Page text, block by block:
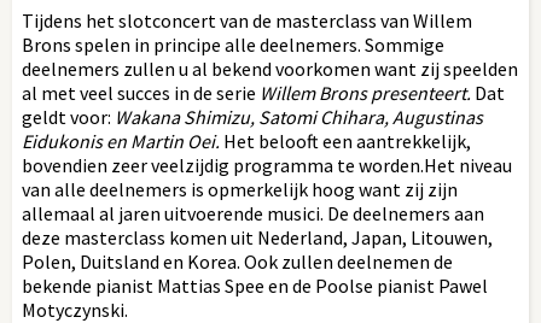
Tijdens het slotconcert van de masterclass van Willem
Brons spelen in principe alle deelnemers. Sommige
deelnemers zullen u al bekend voorkomen want zij speelden
al met veel succes in de serie Willem Brons presenteert. Dat
geldt voor: Wakana Shimizu, Satomi Chihara, Augustinas
Eidukonis en Martin Oei. Het belooft een aantrekkelijk,
bovendien zeer veelzijdig programma te worden.Het niveau
van alle deelnemers is opmerkelijk hoog want zij zijn
allemaal al jaren uitvoerende musici. De deelnemers aan
deze masterclass komen uit Nederland, Japan, Litouwen,
Polen, Duitsland en Korea. Ook zullen deelnemen de
bekende pianist Mattias Spee en de Poolse pianist Pawel
Motyczynski.